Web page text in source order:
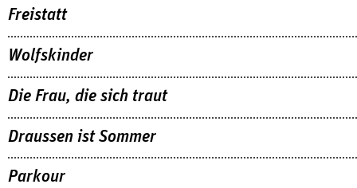
Freistatt
Wolfskinder
Die Frau, die sich traut
Draussen ist Sommer
Parkour